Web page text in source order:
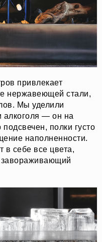
привлекает
нержавеющей стали,
Мы уделили
алкоголя — он на
полки густо
наполненности.
в себе все цвета,
завораживающий